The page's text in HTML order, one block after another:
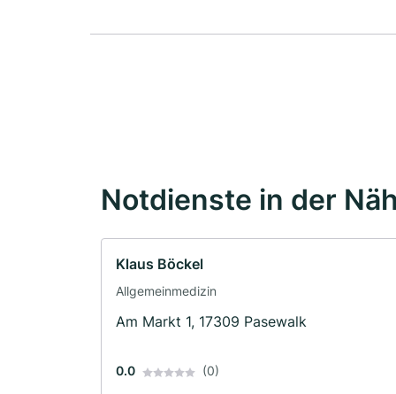
Notdienste in der
Klaus Böckel
Allgemeinmedizin
Am Markt 1, 17309 Pasewalk
0.0 (0)